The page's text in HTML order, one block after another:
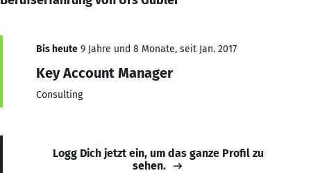
Bis heute 9 Jahre und 8 Monate, seit Jan. 2017
Key Account Manager
Consulting
Logg Dich jetzt ein, um das ganze Profil zu
sehen.